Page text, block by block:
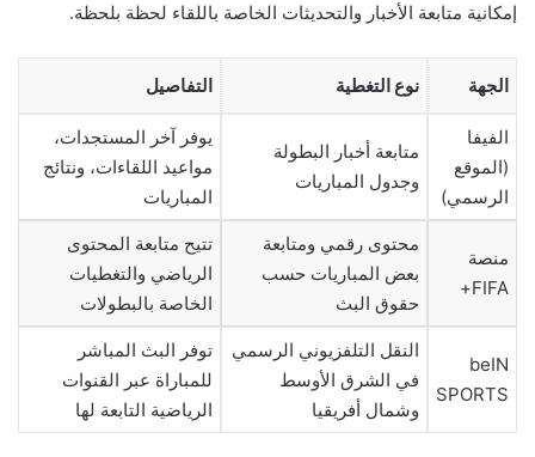
إمكانية متابعة الأخبار والتحديثات الخاصة باللقاء لحظة بلحظة.
الجهة نوع التغطية التفاصيل
الفيفا
(الموقع
الرسمي)
متابعة أخبار البطولة
وجدول المباريات
يوفر آخر المستجدات،
مواعيد اللقاءات، ونتائج
المباريات
منصة
FIFA+
محتوى رقمي ومتابعة
بعض المباريات حسب
حقوق البث
تتيح متابعة المحتوى
الرياضي والتغطيات
الخاصة بالبطولات
beIN
SPORTS
النقل التلفزيوني الرسمي
في الشرق الأوسط
وشمال أفريقيا
توفر البث المباشر
للمباراة عبر القنوات
الرياضية التابعة لها